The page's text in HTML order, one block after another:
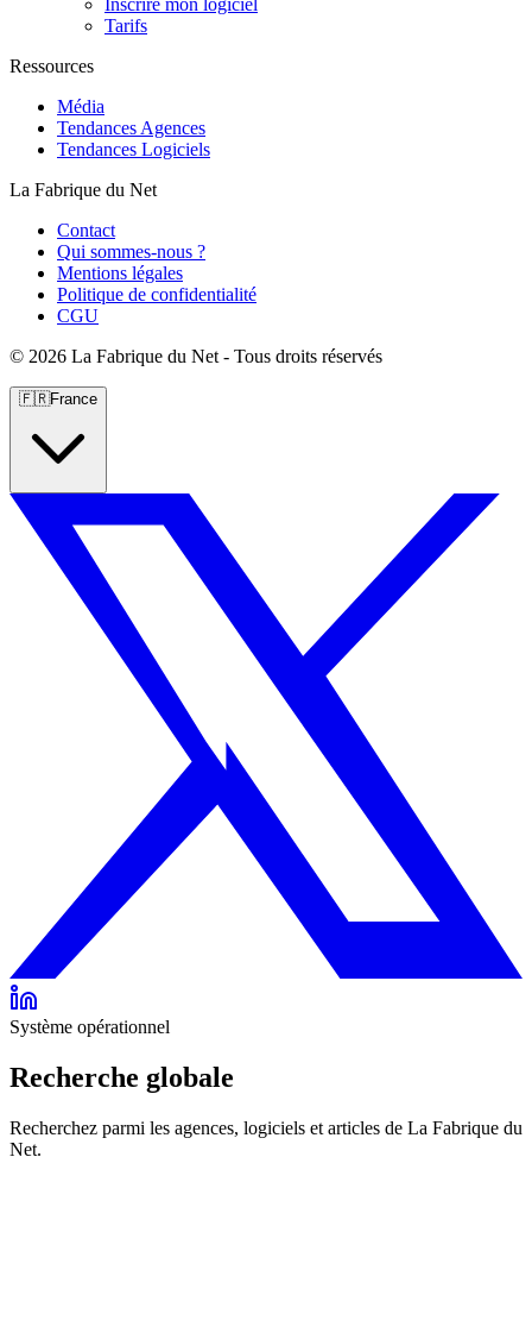
Inscrire mon logiciel
Tarifs
Ressources
Média
Tendances Agences
Tendances Logiciels
La Fabrique du Net
Contact
Qui sommes-nous ?
Mentions légales
Politique de confidentialité
CGU
© 2026 La Fabrique du Net - Tous droits réservés
🇫🇷France
Système opérationnel
Recherche globale
Recherchez parmi les agences, logiciels et articles de La Fabrique du
Net.